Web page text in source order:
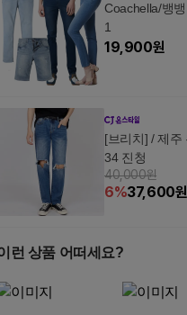
Coachella/뱅
1
19,900원
[브리치] / 제주 무릎 많이 찢어진 청바지 / 빅사이즈
34 진청
40,000원
6%37,600원
런 상품 어떠세요?